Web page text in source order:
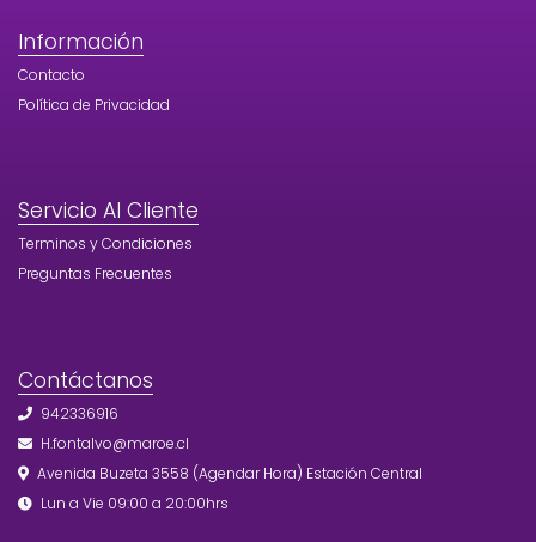
Información
Contacto
Política de Privacidad
Servicio Al Cliente
Terminos y Condiciones
Preguntas Frecuentes
Contáctanos
942336916
H.fontalvo@maroe.cl
Avenida Buzeta 3558 (Agendar Hora) Estación Central
Lun a Vie 09:00 a 20:00hrs